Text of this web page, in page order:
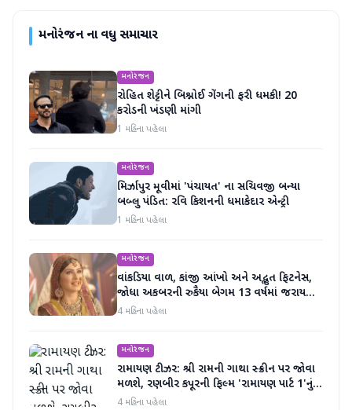
મનોરંજનના વધુ સમાચાર
મનોરંજન
રોહિત શેટ્ટીને બિશ્નોઈ ગેંગની ફરી ધમકી! 20
કરોડની ખંડણી માંગી
1 મહિના પહેલા
મનોરંજન
મિર્ઝાપુર મૂવીમાં 'પંચાયત' ના સચિવજી બન્યા
બબ્લુ પંડિત: રવિ કિશનની ધમાકેદાર એન્ટ્રી
1 મહિના પહેલા
મનોરંજન
વાંકડિયા વાળ, કાંજી આંખો અને અદ્ભુત ફિટનેસ,
જોધા અકબરની રુકૈયા બેગમ 13 વર્ષમાં જરાય
બદલાઈ નથી
4 મહિના પહેલા
મનોરંજન
રામાયણ ટીઝર: શ્રી રામની ગાથા સ્ક્રીન પર જોવા
મળશે, રણબીર કપૂરની ફિલ્મ 'રામાયણ પાર્ટ 1'નું
ટીઝર અદભૂત છે
4 મહિના પહેલા